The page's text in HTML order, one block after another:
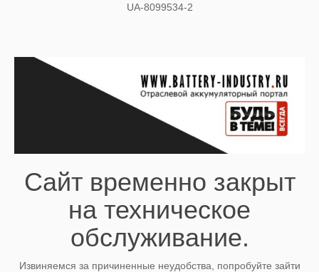
UA-8099534-2
Сайт временно закрыт
на техническое
обслуживание.
Извиняемся за причиненные неудобства, попробуйте зайти